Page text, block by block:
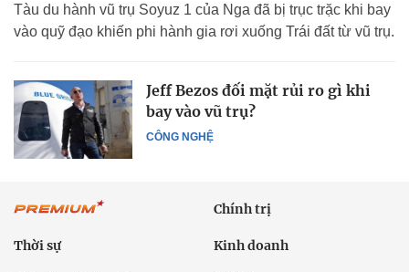
Tàu du hành vũ trụ Soyuz 1 của Nga đã bị trục trặc khi bay
vào quỹ đạo khiến phi hành gia rơi xuống Trái đất từ vũ trụ.
CÔNG NGHỆ
Jeff Bezos đối mặt rủi ro gì khi
bay vào vũ trụ?
Chính trị
Thời sự Kinh doanh